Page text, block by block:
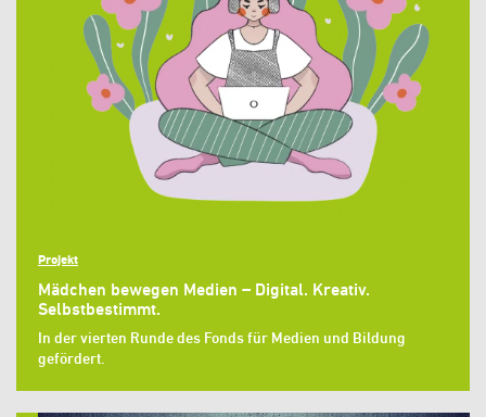
Projekt
Mädchen bewegen Medien – Digital. Kreativ.
Selbstbestimmt.
In der vierten Runde des Fonds für Medien und Bildung
gefördert.